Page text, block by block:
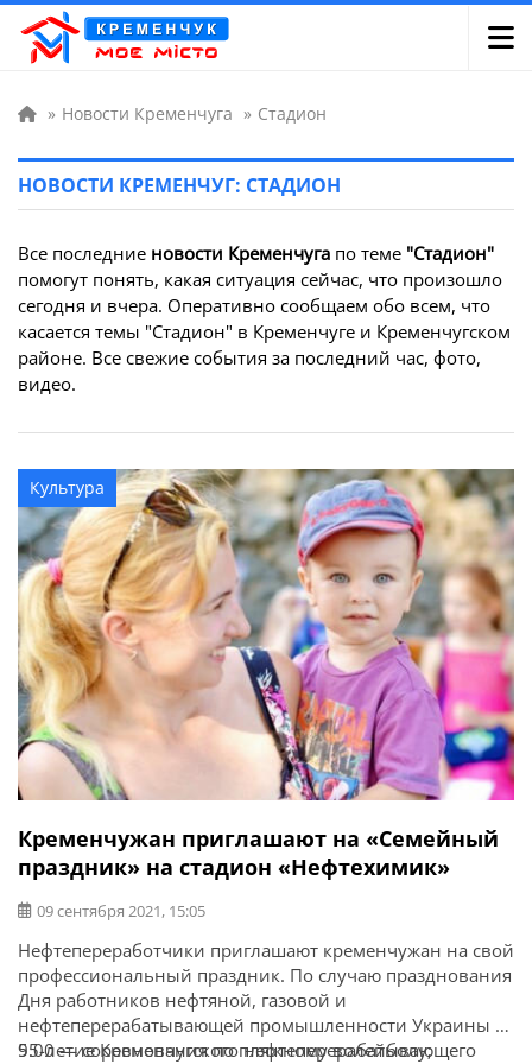
» Новости Кременчуга » Стадион
НОВОСТИ КРЕМЕНЧУГ: СТАДИОН
Все последние новости Кременчуга по теме "Стадион"
помогут понять, какая ситуация сейчас, что произошло
сегодня и вчера. Оперативно сообщаем обо всем, что
касается темы "Стадион" в Кременчуге и Кременчугском
районе. Все свежие события за последний час, фото,
видео.
Культура
Кременчужан приглашают на «Семейный
праздник» на стадион «Нефтехимик»
09 сентября 2021, 15:05
Нефтепереработчики приглашают кременчужан на свой
профессиональный праздник. По случаю празднования
Дня работников нефтяной, газовой и
нефтеперерабатывающей промышленности Украины и
55-летие Кременчугского нефтеперерабатывающего
9.00 — соревнования по пляжному волейболу;